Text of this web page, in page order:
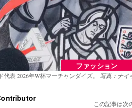
ファッション
表 2026年W杯マーチャンダイズ。 写真：ナイ
この記事は次